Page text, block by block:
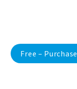
Free – Purchase